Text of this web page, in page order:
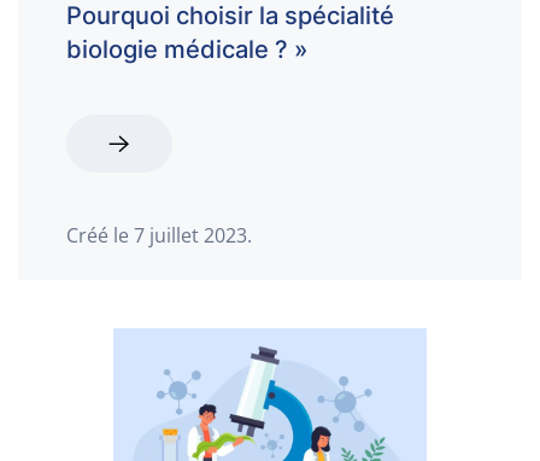
Pourquoi choisir la spécialité
biologie médicale ? »
Créé le 7 juillet 2023.